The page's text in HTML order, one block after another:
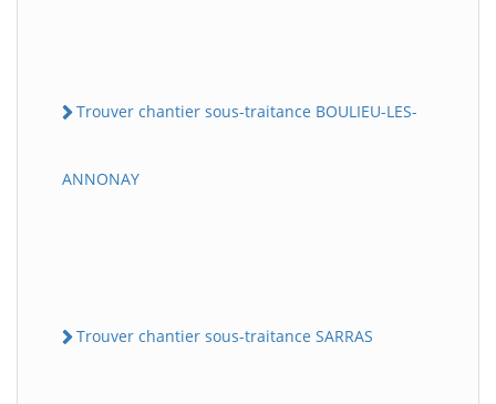
Trouver chantier sous-traitance BOULIEU-LES-
ANNONAY
Trouver chantier sous-traitance SARRAS